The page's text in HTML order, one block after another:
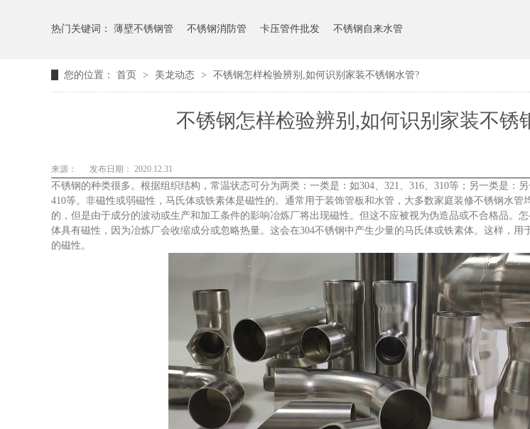
热门关键词： 薄壁不锈钢管 不锈钢消防管 卡压管件批发 不锈钢自来水管
您的位置： 首页 > 美龙动态 > 不锈钢怎样检验辨别,如何识别家装不锈钢水管?
不锈钢怎样检验辨别,如何识别家装不锈
来源： 发布日期： 2020.12.31
不锈钢的种类很多。根据组织结构，常温状态可分为两类：一类是：如304、321、316、310等；另一类是：另
410等。非磁性或弱磁性，马氏体或铁素体是磁性的。通常用于装饰管板和水管，大多数家庭装修不锈钢水管
的，但是由于成分的波动或生产和加工条件的影响冶炼厂将出现磁性。但这不应被视为伪造品或不合格品。
体具有磁性，因为冶炼厂会收缩成分或忽略热量。这会在304不锈钢中产生少量的马氏体或铁素体。这样，用
的磁性。